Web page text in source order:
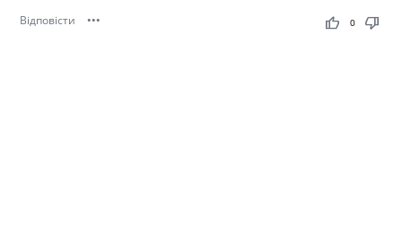
Відповісти ••• thumb_up thumb_down
0